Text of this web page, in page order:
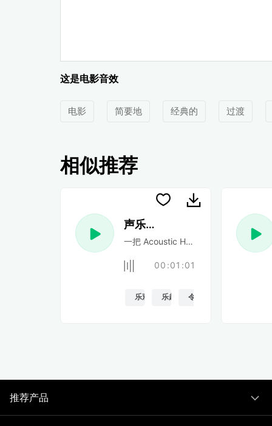
这是电影音效
电影 简要地 经典的 过渡
相似推荐
声乐民谣
一把 Acoustic Happy 民谣吉他，带有
00:01:01
乐观的 乐趣 令人振奋
推荐产品